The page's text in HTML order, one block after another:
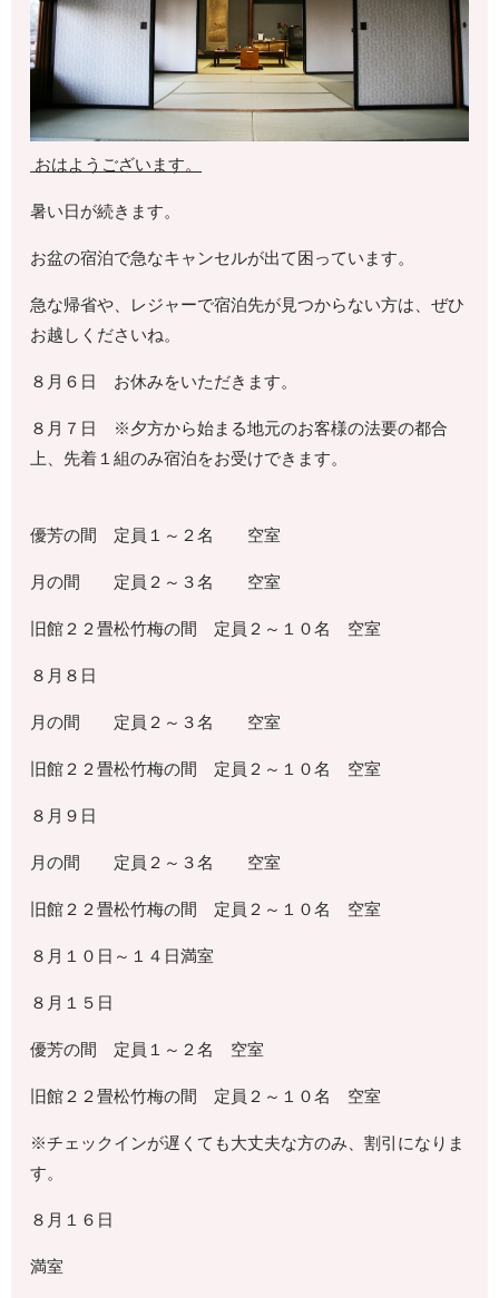
おはようございます。
暑い日が続きます。
お盆の宿泊で急なキャンセルが出て困っています。
急な帰省や、レジャーで宿泊先が見つからない方は、ぜひ
お越しくださいね。
８月６日 お休みをいただきます。
８月７日 ※夕方から始まる地元のお客様の法要の都合
上、先着１組のみ宿泊をお受けできます。
優芳の間 定員１～２名 空室
月の間 定員２～３名 空室
旧館２２畳松竹梅の間 定員２～１０名 空室
８月８日
月の間 定員２～３名 空室
旧館２２畳松竹梅の間 定員２～１０名 空室
８月９日
月の間 定員２～３名 空室
旧館２２畳松竹梅の間 定員２～１０名 空室
８月１０日～１４日満室
８月１５日
優芳の間 定員１～２名 空室
旧館２２畳松竹梅の間 定員２～１０名 空室
※チェックインが遅くても大丈夫な方のみ、割引になりま
す。
８月１６日
満室